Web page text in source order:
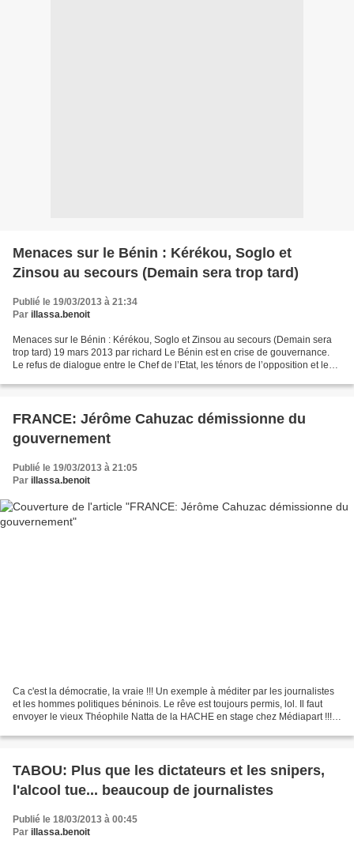
Menaces sur le Bénin : Kérékou, Soglo et
Zinsou au secours (Demain sera trop tard)
Publié le 19/03/2013 à 21:34
Par illassa.benoit
Menaces sur le Bénin : Kérékou, Soglo et Zinsou au secours (Demain sera
trop tard) 19 mars 2013 par richard Le Bénin est en crise de gouvernance.
Le refus de dialogue entre le Chef de l’Etat, les ténors de l’opposition et les
FRANCE: Jérôme Cahuzac démissionne du
gouvernement
Publié le 19/03/2013 à 21:05
Par illassa.benoit
Ca c'est la démocratie, la vraie !!! Un exemple à méditer par les journalistes
et les hommes politiques béninois. Le rêve est toujours permis, lol. Il faut
envoyer le vieux Théophile Natta de la HACHE en stage chez Médiapart !!!
TABOU: Plus que les dictateurs et les snipers,
l'alcool tue... beaucoup de journalistes
Publié le 18/03/2013 à 00:45
Par illassa.benoit